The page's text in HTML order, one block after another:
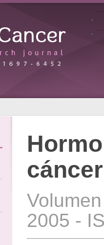
cáncer
2005 -